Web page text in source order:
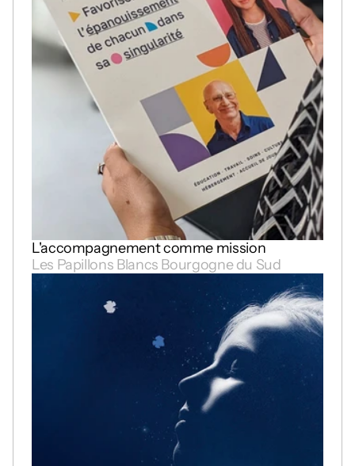
L'accompagnement comme mission
Les Papillons Blancs Bourgogne du Sud